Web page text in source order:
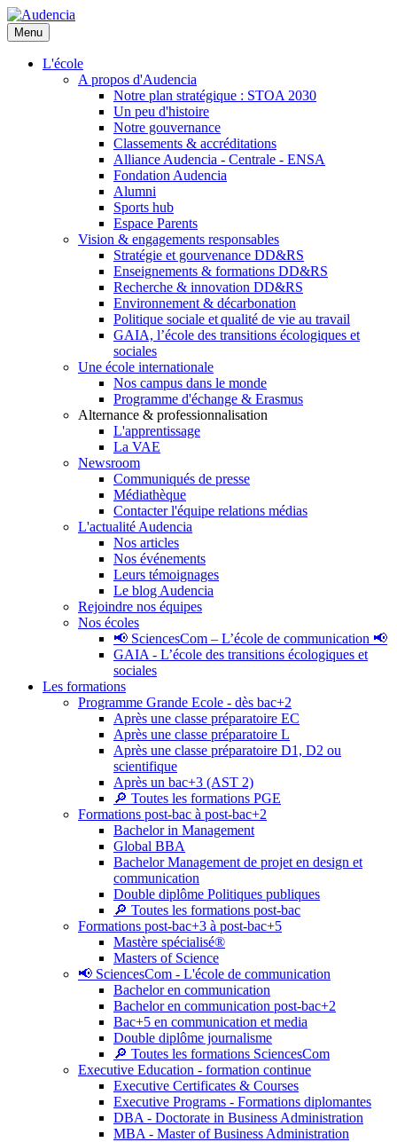
Aller
au
contenu
principal
Menu
L'école
A propos d'Audencia
Notre plan stratégique : STOA 2030
Un peu d'histoire
Notre gouvernance
Classements & accréditations
Alliance Audencia - Centrale - ENSA
Fondation Audencia
Alumni
Sports hub
Espace Parents
Vision & engagements responsables
Stratégie et gourvenance DD&RS
Enseignements & formations DD&RS
Recherche & innovation DD&RS
Environnement & décarbonation
Politique sociale et qualité de vie au travail
GAIA, l’école des transitions écologiques et
sociales
Une école internationale
Nos campus dans le monde
Programme d'échange & Erasmus
Alternance & professionnalisation
L'apprentissage
La VAE
Newsroom
Communiqués de presse
Médiathèque
Contacter l'équipe relations médias
L'actualité Audencia
Nos articles
Nos événements
Leurs témoignages
Le blog Audencia
Rejoindre nos équipes
Nos écoles
📢 SciencesCom – L’école de communication 📢
GAIA - L’école des transitions écologiques et
sociales
Les formations
Programme Grande Ecole - dès bac+2
Après une classe préparatoire EC
Après une classe préparatoire L
Après une classe préparatoire D1, D2 ou
scientifique
Après un bac+3 (AST 2)
🔎 Toutes les formations PGE
Formations post-bac à post-bac+2
Bachelor in Management
Global BBA
Bachelor Management de projet en design et
communication
Double diplôme Politiques publiques
🔎 Toutes les formations post-bac
Formations post-bac+3 à post-bac+5
Mastère spécialisé®
Masters of Science
📢 SciencesCom - L'école de communication
Bachelor en communication
Bachelor en communication post-bac+2
Bac+5 en communication et media
Double diplôme journalisme
🔎 Toutes les formations SciencesCom
Executive Education - formation continue
Executive Certificates & Courses
Executive Programs - Formations diplomantes
DBA - Doctorate in Business Administration
MBA - Master of Business Administration